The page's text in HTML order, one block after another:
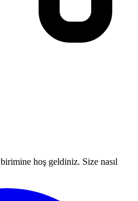
birimine hoş geldiniz. Size nasıl